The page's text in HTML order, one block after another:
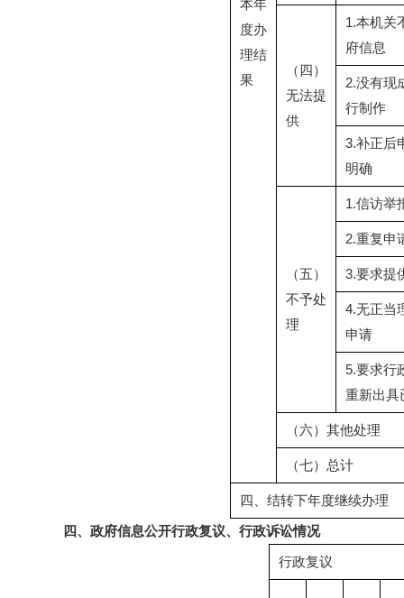
本年
度办
理结
果
（四）
无法提
供
1.本机关
府信息
2.没有现
行制作
3.补正后
明确
（五）
不予处
理
1.信访举
2.重复申
3.要求提
4.无正当
申请
5.要求行
重新出具
（六）其他处理
（七）总计
四、结转下年度继续办理
四、政府信息公开行政复议、行政诉讼情况
行政复议